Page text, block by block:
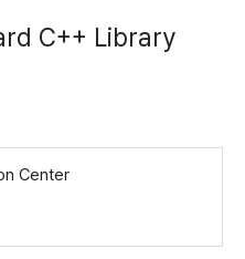
C++ Library
Center